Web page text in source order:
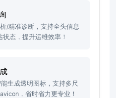
/精准诊断，支持全头信息
态，提升运维效率！
生成透明图标，支持多尺
，省时省力更专业！